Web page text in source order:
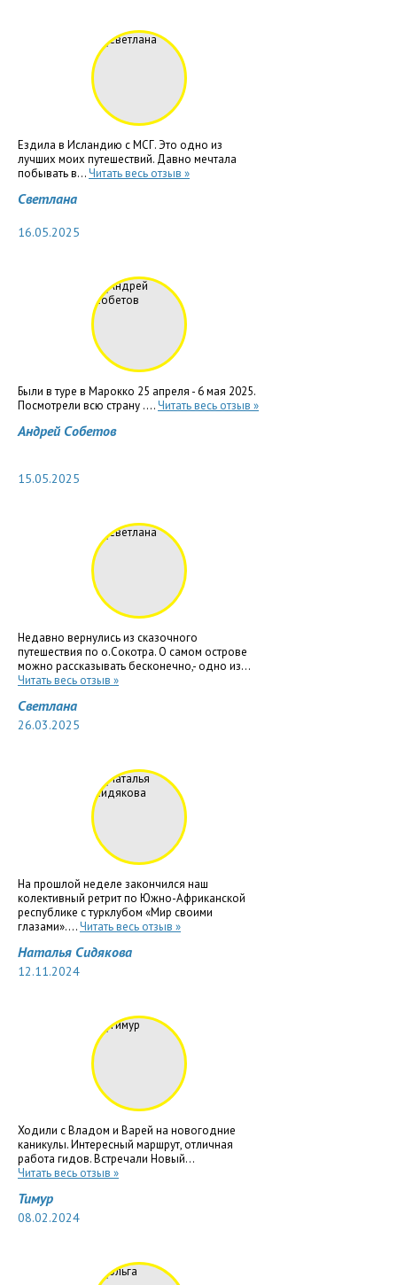
Ездила в Исландию с МСГ. Это одно из
лучших моих путешествий. Давно мечтала
побывать в...Читать весь отзыв »
Светлана
16.05.2025
Были в туре в Марокко 25 апреля - 6 мая 2025.
Посмотрели всю страну ....Читать весь отзыв »
Андрей Собетов
15.05.2025
Недавно вернулись из сказочного
путешествия по о.Сокотра. О самом острове
можно рассказывать бесконечно,- одно из...
Читать весь отзыв »
Светлана
26.03.2025
На прошлой неделе закончился наш
колективный ретрит по Южно-Африканской
республике с турклубом «Мир своими
глазами»....Читать весь отзыв »
Наталья Сидякова
12.11.2024
Ходили с Владом и Варей на новогодние
каникулы. Интересный маршрут, отличная
работа гидов. Встречали Новый...
Читать весь отзыв »
Тимур
08.02.2024